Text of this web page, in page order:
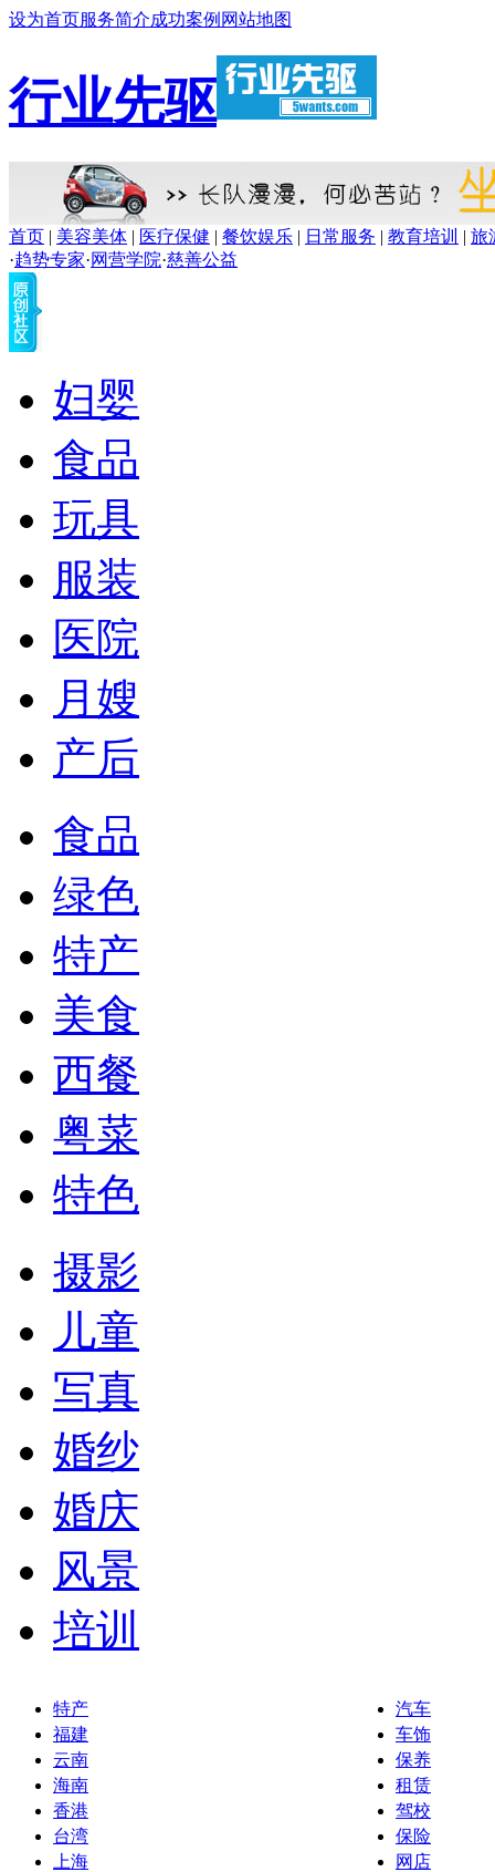
设为首页服务简介成功案例 网站地图
行业先驱
首页 | 美容美体 | 医疗保健 | 餐饮娱乐 | 日常服务 | 教育培训 | 旅
·趋势专家·网营学院·慈善公益
妇婴
食品
玩具
服装
医院
月嫂
产后
食品
绿色
特产
美食
西餐
粤菜
特色
摄影
儿童
写真
婚纱
婚庆
风景
培训
特产
福建
云南
海南
香港
台湾
上海
汽车
车饰
保养
租赁
驾校
保险
网店